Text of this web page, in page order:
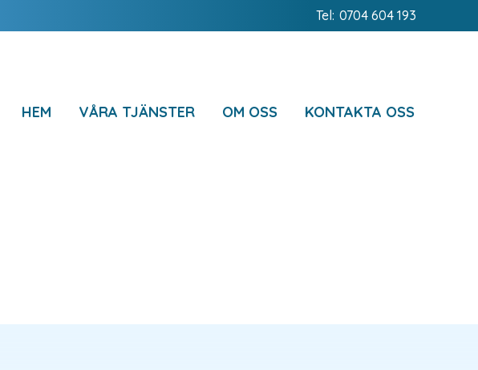
Tel: 0704 604 193
HEM VÅRA TJÄNSTER OM OSS KONTAKTA OSS